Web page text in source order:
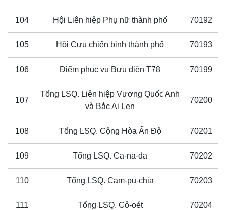
104 Hội Liên hiệp Phụ nữ thành phố 70192
105 Hội Cựu chiến binh thành phố 70193
106 Điểm phục vụ Bưu điện T78 70199
107
Tổng LSQ. Liên hiệp Vương Quốc Anh
và Bắc Ai Len
70200
108 Tổng LSQ. Cộng Hòa Ấn Độ 70201
109 Tổng LSQ. Ca-na-đa 70202
110 Tổng LSQ. Cam-pu-chia 70203
111 Tổng LSQ. Cô-oét 70204